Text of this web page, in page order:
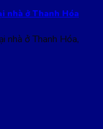
nhà ở Thanh Hóa
nhà ở Thanh Hóa,